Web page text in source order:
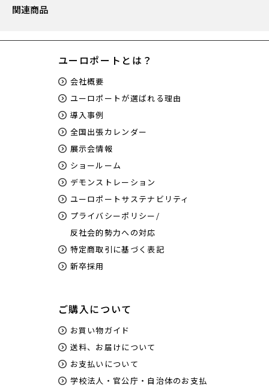
関連商品
ユーロポートとは？
会社概要
ユーロポートが選ばれる理由
導入事例
全国出張カレンダー
展示会情報
ショールーム
デモンストレーション
ユーロポートサステナビリティ
プライバシーポリシー/
反社会的勢力への対応
特定商取引に基づく表記
新卒採用
ご購入について
お買い物ガイド
送料、お届けについて
お支払いについて
学校法人・官公庁・自治体のお支払